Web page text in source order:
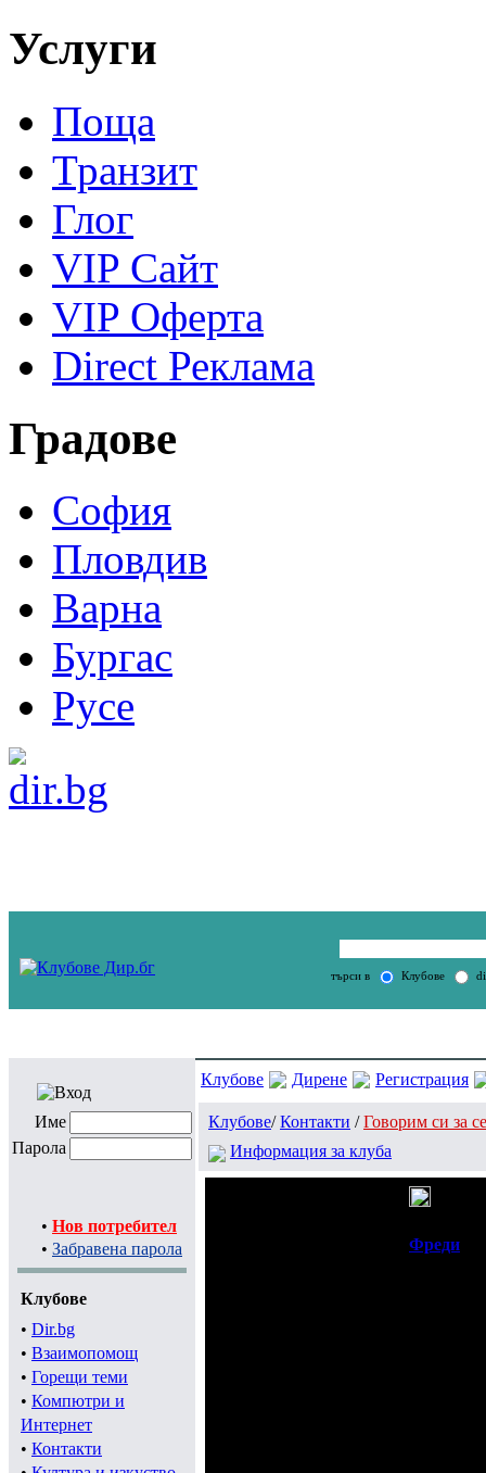
Услуги
Поща
Транзит
Глог
VIP Сайт
VIP Оферта
Direct Реклама
Градове
София
Пловдив
Варна
Бургас
Русе
търси в Клубове
Име
Парола
• Нов потребител
• Забравена парола
Клубове
• Dir.bg
• Взаимопомощ
• Горещи теми
• Компютри и
Интернет
• Контакти
Клубове Дирене Регистрация
Клубове/Контакти /Говорим си за
Информация за клуба
Фpeди